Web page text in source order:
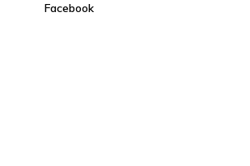
Facebook